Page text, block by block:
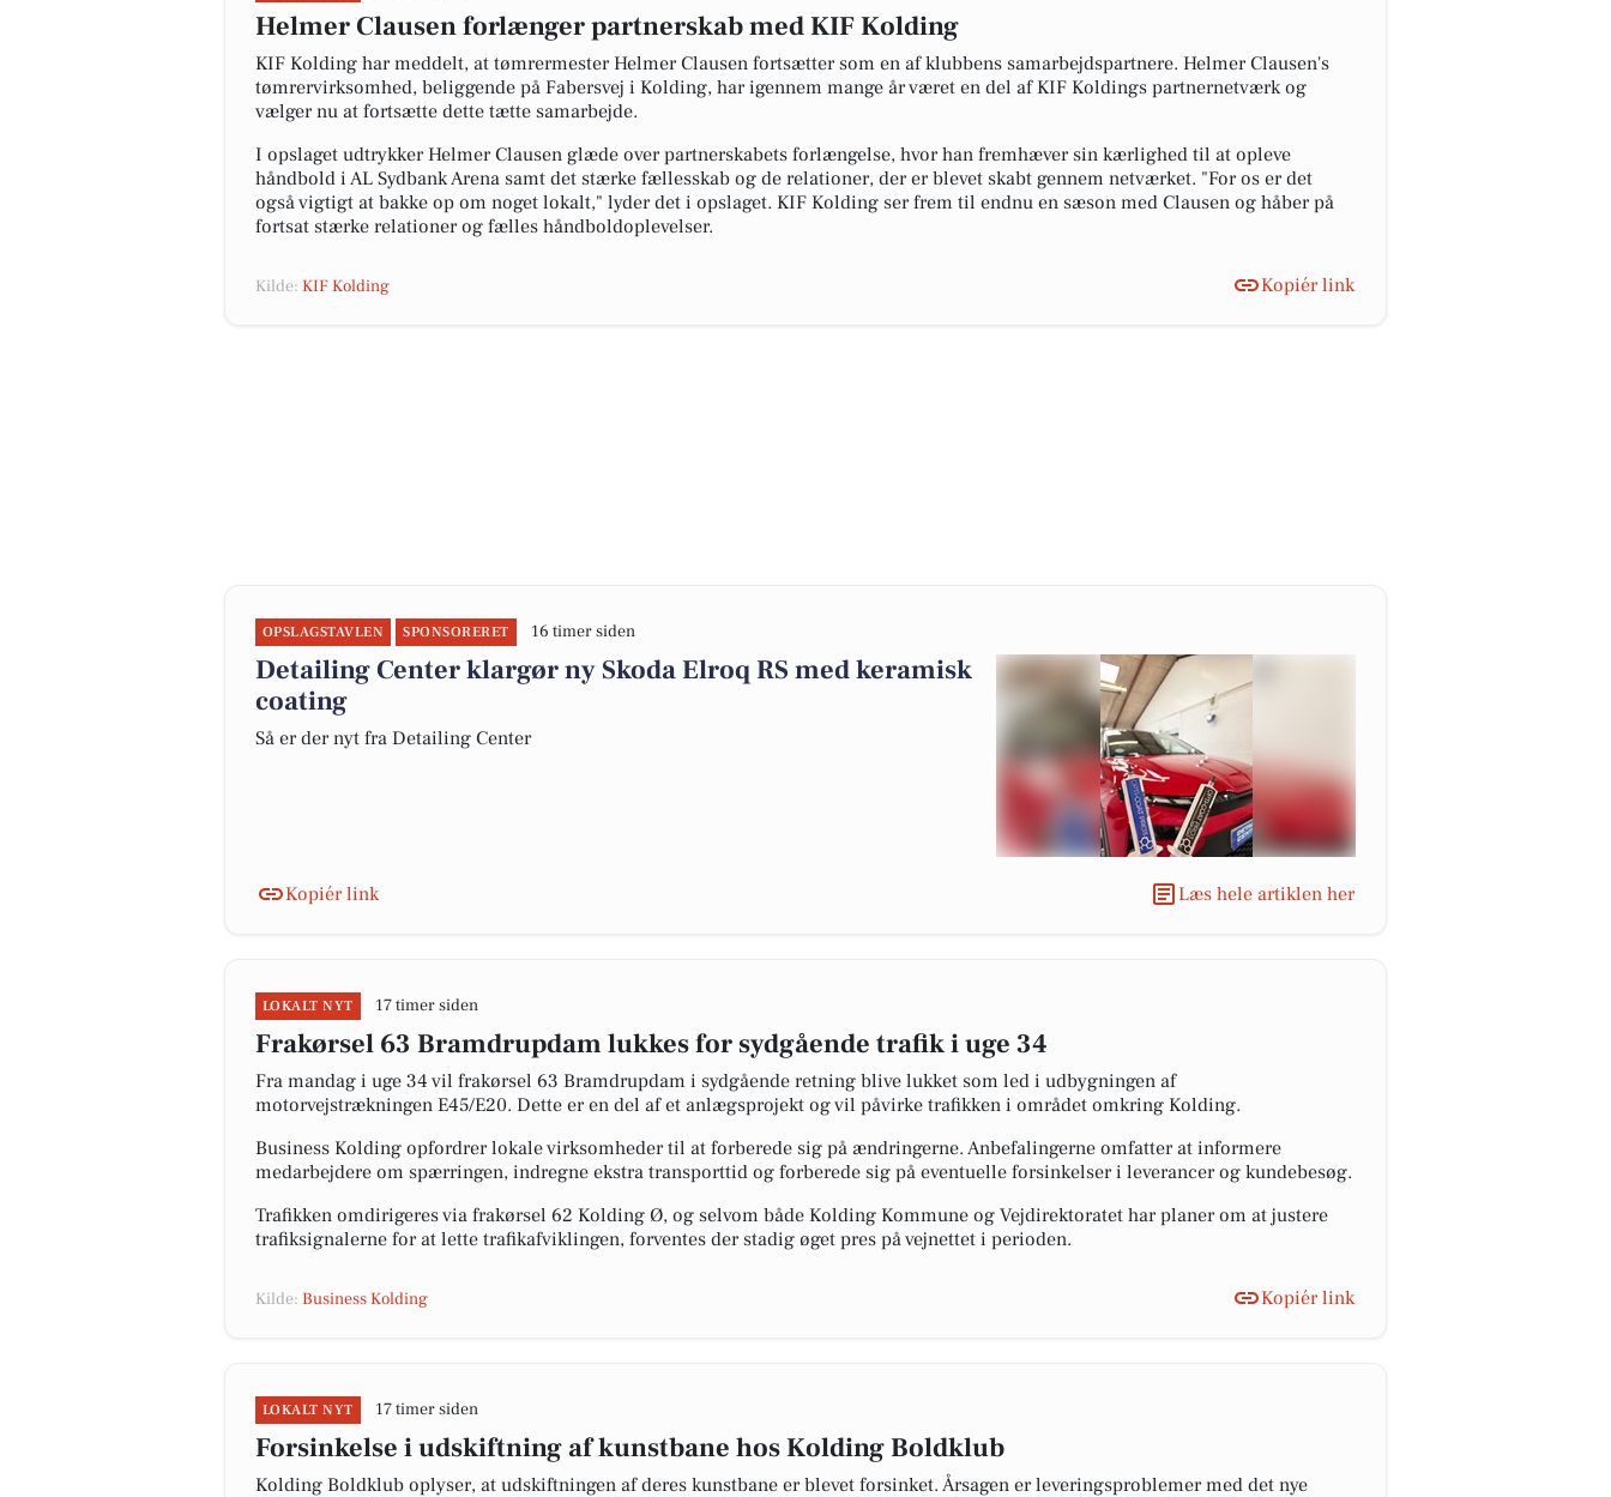
Helmer Clausen forlænger partnerskab med KIF Kolding
KIF Kolding har meddelt, at tømrermester Helmer Clausen fortsætter som en af klubbens samarbejdspartnere. Helmer Clausen's
tømrervirksomhed, beliggende på Fabersvej i Kolding, har igennem mange år været en del af KIF Koldings partnernetværk og
vælger nu at fortsætte dette tætte samarbejde.
I opslaget udtrykker Helmer Clausen glæde over partnerskabets forlængelse, hvor han fremhæver sin kærlighed til at opleve
håndbold i AL Sydbank Arena samt det stærke fællesskab og de relationer, der er blevet skabt gennem netværket. "For os er det
også vigtigt at bakke op om noget lokalt," lyder det i opslaget. KIF Kolding ser frem til endnu en sæson med Clausen og håber på
fortsat stærke relationer og fælles håndboldoplevelser.
Kilde: KIF Kolding Kopiér link
OPSLAGSTAVLEN SPONSORERET 16 timer siden
Detailing Center klargør ny Skoda Elroq RS med keramisk
coating
Så er der nyt fra Detailing Center
Kopiér link Læs hele artiklen her
LOKALT NYT 17 timer siden
Frakørsel 63 Bramdrupdam lukkes for sydgående trafik i uge 34
Fra mandag i uge 34 vil frakørsel 63 Bramdrupdam i sydgående retning blive lukket som led i udbygningen af
motorvejstrækningen E45/E20. Dette er en del af et anlægsprojekt og vil påvirke trafikken i området omkring Kolding.
Business Kolding opfordrer lokale virksomheder til at forberede sig på ændringerne. Anbefalingerne omfatter at informere
medarbejdere om spærringen, indregne ekstra transporttid og forberede sig på eventuelle forsinkelser i leverancer og kundebesøg.
Trafikken omdirigeres via frakørsel 62 Kolding Ø, og selvom både Kolding Kommune og Vejdirektoratet har planer om at justere
trafiksignalerne for at lette trafikafviklingen, forventes der stadig øget pres på vejnettet i perioden.
Kilde: Business Kolding Kopiér link
LOKALT NYT 17 timer siden
Forsinkelse i udskiftning af kunstbane hos Kolding Boldklub
Kolding Boldklub oplyser, at udskiftningen af deres kunstbane er blevet forsinket. Årsagen er leveringsproblemer med det nye